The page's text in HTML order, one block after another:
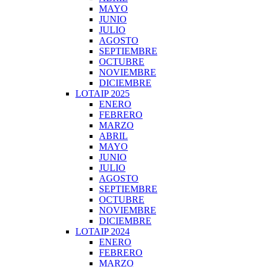
MAYO
JUNIO
JULIO
AGOSTO
SEPTIEMBRE
OCTUBRE
NOVIEMBRE
DICIEMBRE
LOTAIP 2025
ENERO
FEBRERO
MARZO
ABRIL
MAYO
JUNIO
JULIO
AGOSTO
SEPTIEMBRE
OCTUBRE
NOVIEMBRE
DICIEMBRE
LOTAIP 2024
ENERO
FEBRERO
MARZO